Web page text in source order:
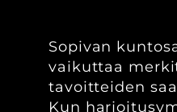
Sopivan
vaikuttaa
tavoitteiden
Kun